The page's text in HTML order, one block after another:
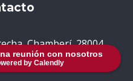
reunión con nosotros
by Calendly
Chamberí, 28004